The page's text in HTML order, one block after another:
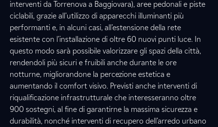
interventi da Torrenova a Baggiovara), aree pedonali e piste
ciclabili, grazie all’utilizzo di apparecchi illuminanti più
performanti e, in alcuni casi, all’estensione della rete
esistente con l’installazione di oltre 60 nuovi punti luce. In
questo modo sarà possibile valorizzare gli spazi della città,
rendendoli più sicuri e fruibili anche durante le ore
notturne, migliorandone la percezione estetica e
aumentando il comfort visivo. Previsti anche interventi di
riqualificazione infrastrutturale che interesseranno oltre
900 sostegni, al fine di garantirne la massima sicurezza e
durabilità, nonché interventi di recupero dell’arredo urbano